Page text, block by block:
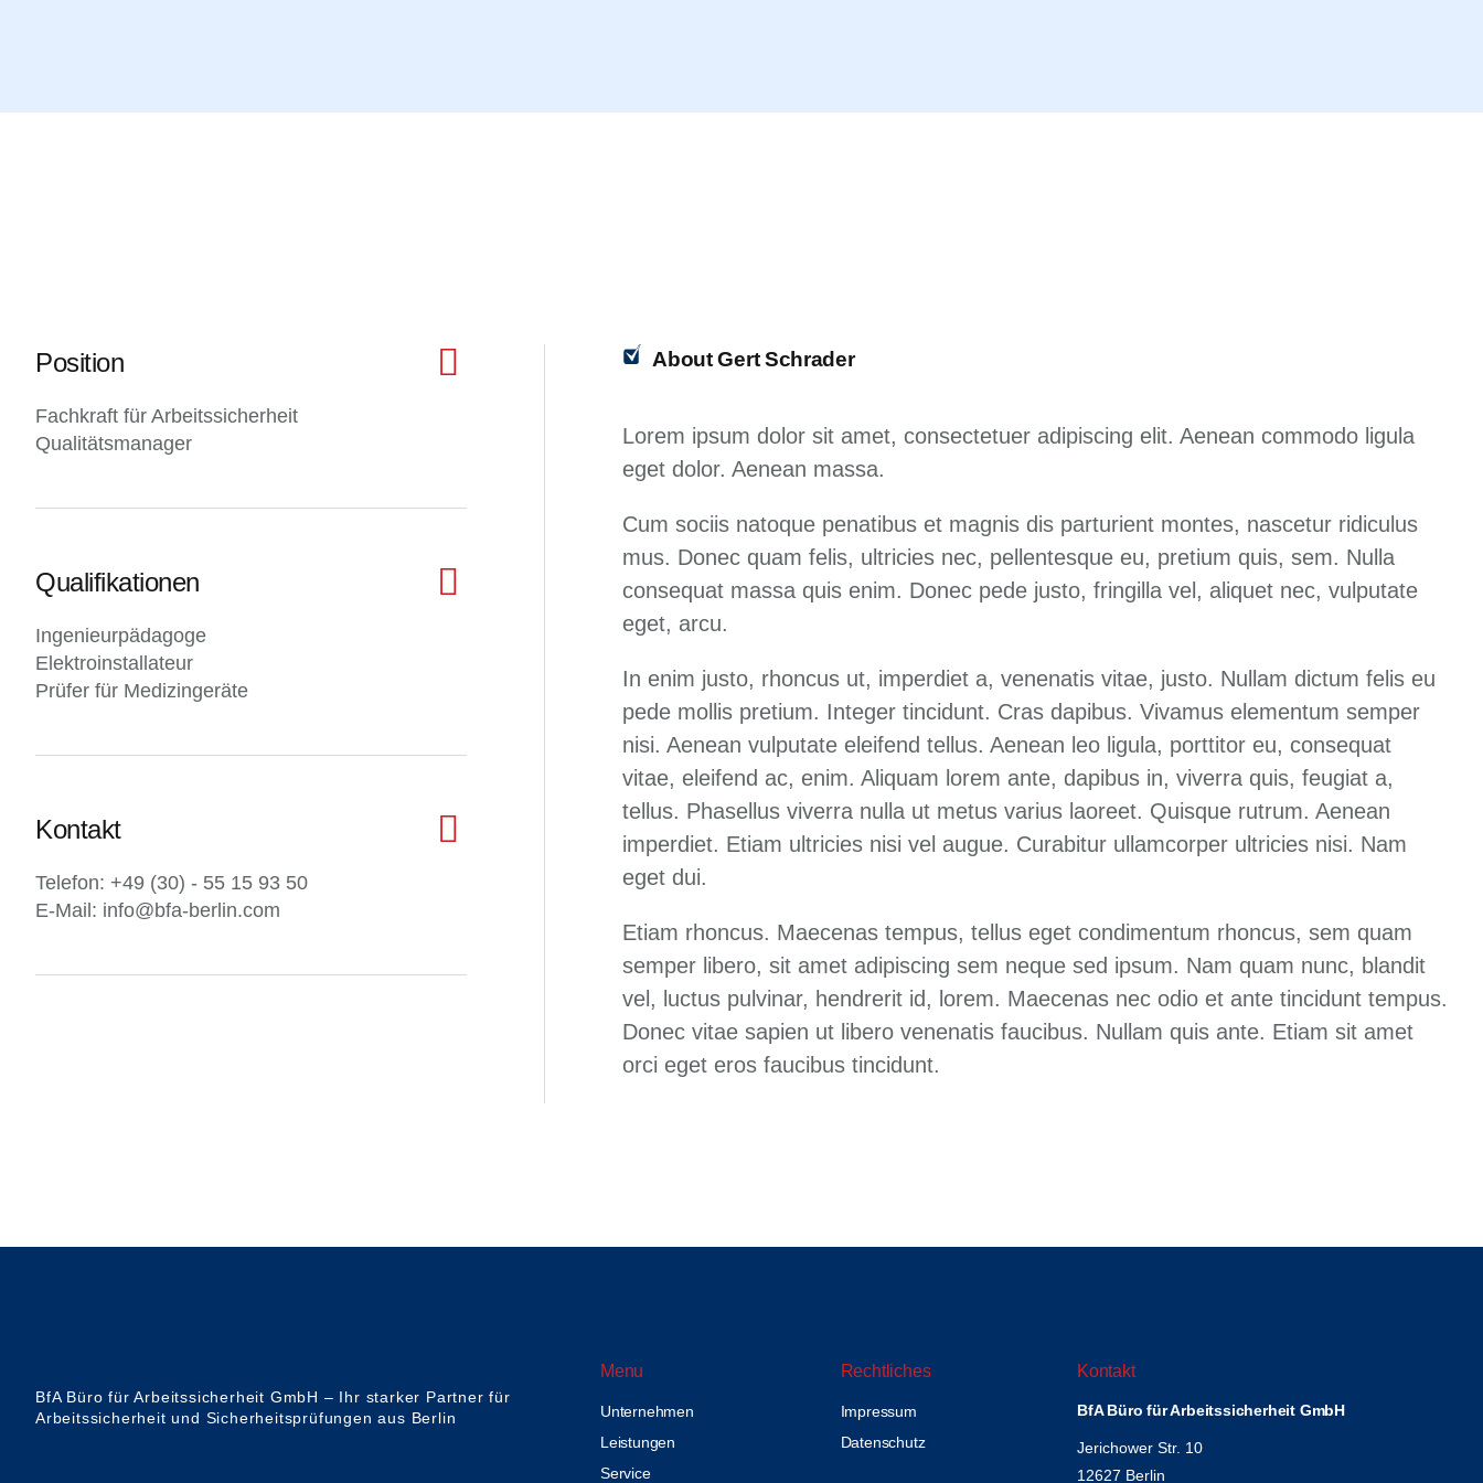
Position
Fachkraft für Arbeitssicherheit
Qualitätsmanager
Qualifikationen
Ingenieurpädagoge
Elektroinstallateur
Prüfer für Medizingeräte
Kontakt
Telefon: +49 (30) - 55 15 93 50
E-Mail: info@bfa-berlin.com
About Gert Schrader
Lorem ipsum dolor sit amet, consectetuer adipiscing elit. Aenean commodo ligula
eget dolor. Aenean massa.
Cum sociis natoque penatibus et magnis dis parturient montes, nascetur ridiculus
mus. Donec quam felis, ultricies nec, pellentesque eu, pretium quis, sem. Nulla
consequat massa quis enim. Donec pede justo, fringilla vel, aliquet nec, vulputate
eget, arcu.
In enim justo, rhoncus ut, imperdiet a, venenatis vitae, justo. Nullam dictum felis eu
pede mollis pretium. Integer tincidunt. Cras dapibus. Vivamus elementum semper
nisi. Aenean vulputate eleifend tellus. Aenean leo ligula, porttitor eu, consequat
vitae, eleifend ac, enim. Aliquam lorem ante, dapibus in, viverra quis, feugiat a,
tellus. Phasellus viverra nulla ut metus varius laoreet. Quisque rutrum. Aenean
imperdiet. Etiam ultricies nisi vel augue. Curabitur ullamcorper ultricies nisi. Nam
eget dui.
Etiam rhoncus. Maecenas tempus, tellus eget condimentum rhoncus, sem quam
semper libero, sit amet adipiscing sem neque sed ipsum. Nam quam nunc, blandit
vel, luctus pulvinar, hendrerit id, lorem. Maecenas nec odio et ante tincidunt tempus.
Donec vitae sapien ut libero venenatis faucibus. Nullam quis ante. Etiam sit amet
orci eget eros faucibus tincidunt.
BfA Büro für Arbeitssicherheit GmbH – Ihr starker Partner für
Arbeitssicherheit und Sicherheitsprüfungen aus Berlin
Menu
Unternehmen
Leistungen
Service
Rechtliches
Impressum
Datenschutz
Kontakt
BfA Büro für Arbeitssicherheit GmbH
Jerichower Str. 10
12627 Berlin